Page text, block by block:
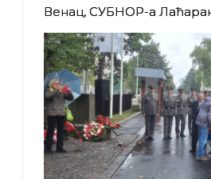
Венац, СУБНОР-а